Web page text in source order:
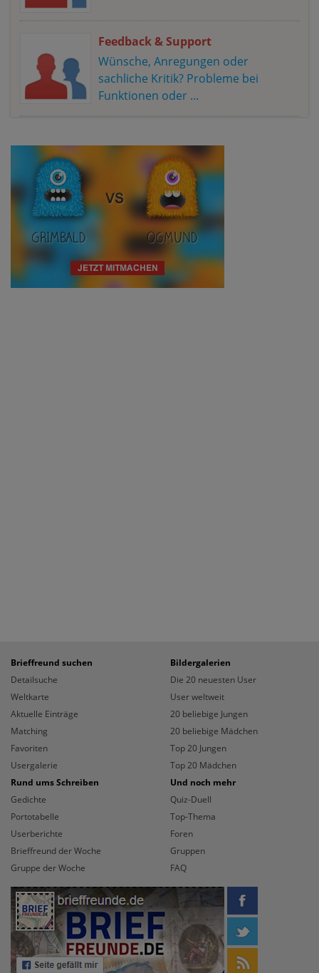
Feedback & Support
Wünsche, Anregungen oder
sachliche Kritik? Probleme bei
Funktionen oder ...
Brieffreund suchen
Detailsuche
Weltkarte
Aktuelle Einträge
Matching
Favoriten
Usergalerie
Bildergalerien
Die 20 neuesten User
User weltweit
20 beliebige Jungen
20 beliebige Mädchen
Top 20 Jungen
Top 20 Mädchen
Rund ums Schreiben
Gedichte
Portotabelle
Userberichte
Brieffreund der Woche
Gruppe der Woche
Und noch mehr
Quiz-Duell
Top-Thema
Foren
Gruppen
FAQ